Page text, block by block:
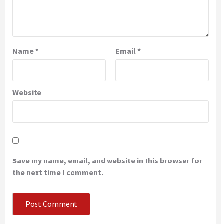
Name* Email *
Website
Save my name, email, and website in this browser for
the next time I comment.